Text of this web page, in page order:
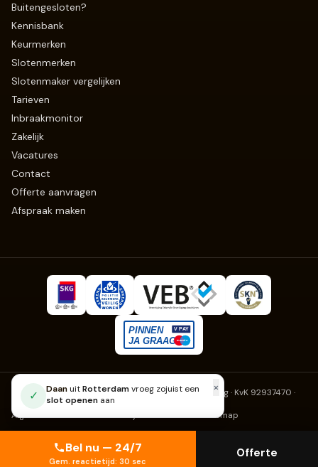
Buitengesloten?
Kennisbank
Keurmerken
Slotenmerken
Slotenmaker vergelijken
Tarieven
Inbraakmonitor
Zakelijk
Vacatures
Contact
Offerte aanvragen
Afspraak maken
Slotenmaker Erkend· Fruitweg 270, 2525 KJ Den Haag · KvK 92937470 ·
info@slotenmaker-erkend.nl
Algemene voorwaardenPrivacyCookiesKlachtenSitemap
Bel nu — 24/7
Gem. reactietijd: 30 sec
Offerte